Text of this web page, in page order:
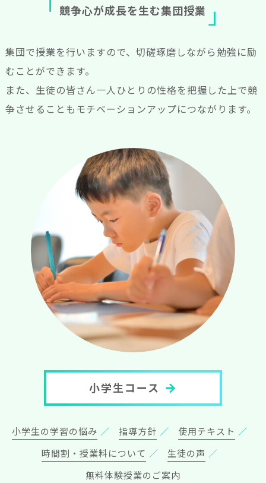
競争心が成長を生む集団授業
集団で授業を行いますので、切磋琢磨しながら勉強に励
むことができます。
また、生徒の皆さん一人ひとりの性格を把握した上で競
争させることもモチベーションアップにつながります。
小学生コース
小学生の学習の悩み 指導方針
使用テキスト
時間割・授業料について
生徒の声
無料体験授業のご案内